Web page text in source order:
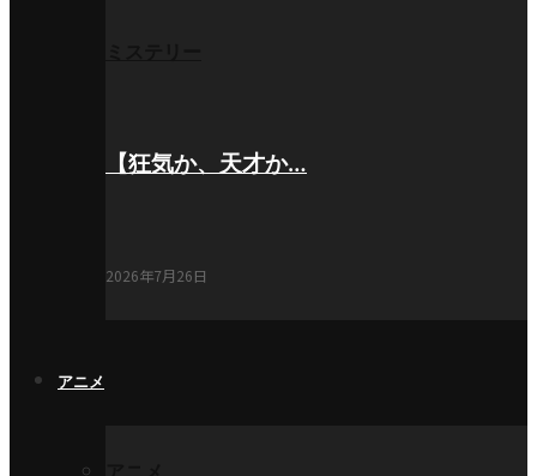
【狂気か、天才か…
2026年7月26日
アニメ